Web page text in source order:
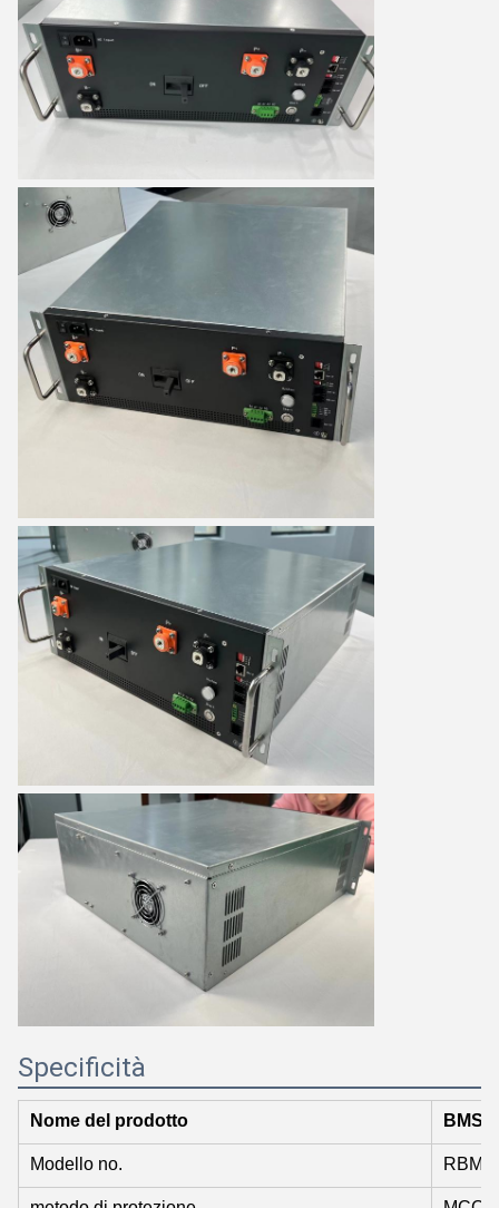
Specificità
Nome del prodotto BMS
Modello no.